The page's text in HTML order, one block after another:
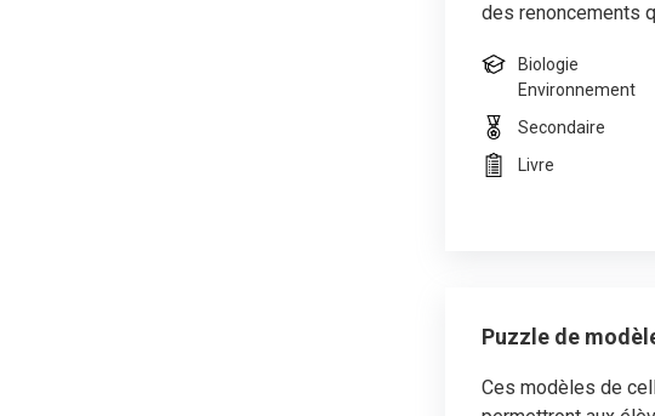
des renoncements
Biologie
Environnement
Secondaire
Livre
Puzzle de
Ces modèles de